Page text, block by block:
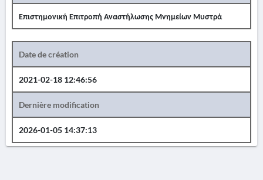
Επιστημονική Επιτροπή Αναστήλωσης Μνημείων Μυστρά
Date de création
2021-02-18 12:46:56
Dernière modification
2026-01-05 14:37:13